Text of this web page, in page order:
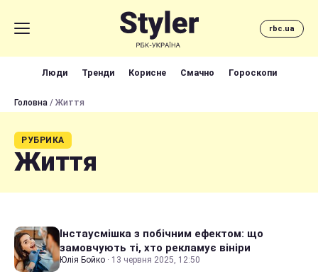
rbc.ua
Люди Тренди Корисне Смачно Гороскопи
Головна / Життя
РУБРИКА
Життя
Інстаусмішка з побічним ефектом: що
замовчують ті, хто рекламує вініри
Юлія Бойко · 13 червня 2025, 12:50